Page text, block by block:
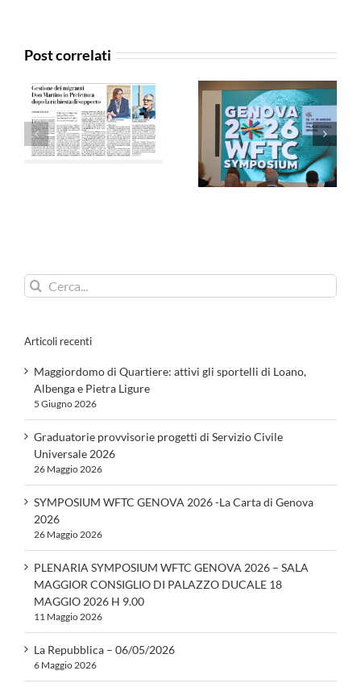
Post correlati
Agensir –
29/04/2026
La Voce di Genova
– 29/04/2026
Cerca
per:
Articoli recenti
Maggiordomo di Quartiere: attivi gli sportelli di Loano,
Albenga e Pietra Ligure
5 Giugno 2026
Graduatorie provvisorie progetti di Servizio Civile
Universale 2026
26 Maggio 2026
SYMPOSIUM WFTC GENOVA 2026 -La Carta di Genova
2026
26 Maggio 2026
PLENARIA SYMPOSIUM WFTC GENOVA 2026 – SALA
MAGGIOR CONSIGLIO DI PALAZZO DUCALE 18
MAGGIO 2026 H 9.00
11 Maggio 2026
La Repubblica – 06/05/2026
6 Maggio 2026